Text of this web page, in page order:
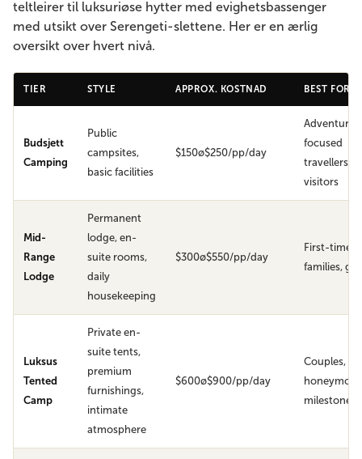
teltleirer til luksuriøse hytter med evighetsbassenger
med utsikt over Serengeti-slettene. Her er en ærlig
oversikt over hvert nivå.
TIER STYLE APPROX. KOSTNAD BEST FOR
Budsjett
Camping
Public
campsites,
basic facilities
$150ø$250/pp/day
Adventure-
focused
travellers,
visitors
Mid-
Range
Lodge
Permanent
lodge, en-
suite rooms,
daily
housekeeping
$300ø$550/pp/day
First-timers,
families,
Luksus
Tented
Camp
Private en-
suite tents,
premium
furnishings,
intimate
atmosphere
$600ø$900/pp/day
Couples,
milestone